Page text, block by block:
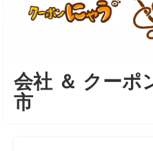
会社 ＆ クーポ
市